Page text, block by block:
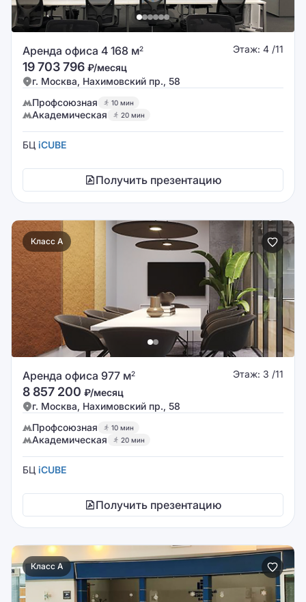
Аренда офиса 4 168 м2 Этаж: 4 /11
19 703 796 ₽/месяц
г. Москва, Нахимовский пр., 58
Профсоюзная
10 мин
Академическая 20 мин
БЦ iCUBE
Получить презентацию
Класс A
Аренда офиса 977 м2 Этаж: 3 /11
8 857 200 ₽/месяц
г. Москва, Нахимовский пр., 58
Профсоюзная
10 мин
Академическая 20 мин
БЦ iCUBE
Получить презентацию
Класс A